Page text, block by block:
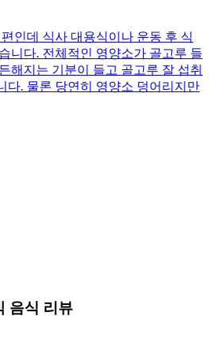
인데 식사 대용식이나 운동 후 식
니다. 전체적인 영양소가 골고루 들
해지는 기분이 들고 골고루 잘 섭취
다. 물론 당연히 영양소 덩어리지만
음식 리뷰